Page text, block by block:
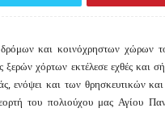
και κοινόχρηστων χώρων
χόρτων εκτέλεσε εχθές και
ενόψει και των θρησκευτικών και
του πολιούχου μας Αγίου